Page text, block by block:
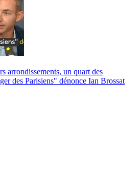
arrondissements, un quart des
des Parisiens" dénonce Ian Brossat